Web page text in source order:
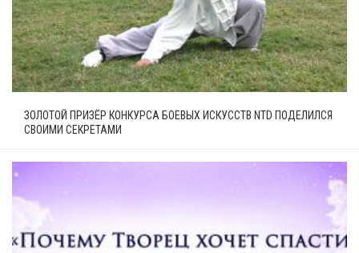
ЗОЛОТОЙ ПРИЗЁР КОНКУРСА БОЕВЫХ ИСКУССТВ NTD ПОДЕЛИЛСЯ
СВОИМИ СЕКРЕТАМИ